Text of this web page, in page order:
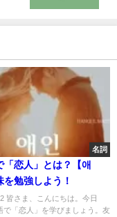
名詞
「恋人」とは？【애
を勉強しよう！
皆さま、こんにちは。今日
で「恋人」を学びましょう。友